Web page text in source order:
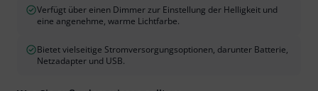
Verfügt über einen Dimmer zur Einstellung der Helligkeit und
eine angenehme, warme Lichtfarbe.
Bietet vielseitige Stromversorgungsoptionen, darunter Batterie,
Netzadapter und USB.